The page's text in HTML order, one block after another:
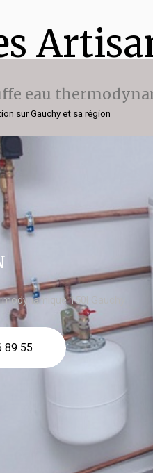
eau
sur Gauchy et sa région
150l Gauchy
89 55